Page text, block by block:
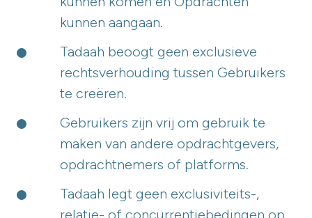
kunnen aangaan.
Tadaah beoogt geen exclusieve
rechtsverhouding tussen Gebruikers
te creëren.
Gebruikers zijn vrij om gebruik te
maken van andere opdrachtgevers,
opdrachtnemers of platforms.
Tadaah legt geen exclusiviteits-,
relatie- of concurrentiebedingen op.